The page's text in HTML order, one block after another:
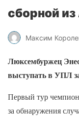
сборной из
Максим
Люксембуржец
выступать в УПЛ
Первый тур
за обнаружения